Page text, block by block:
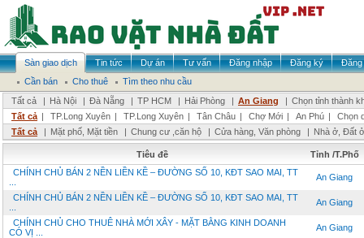
Sàn giao dịch Tin tức Dự án Tư vấn Đăng nhập Đăng ký
Đăng
Cần bán
Cho thuê
Tìm theo nhu cầu
Tất cả
| Hà Nội | Đà Nẵng | TP HCM | Hải Phòng | An Giang | Chọn tỉnh thành
Tất cả | TP.Long Xuyên | TP.Long Xuyên | Tân Châu | Chợ Mới | An Phú |
Chọn
Tất cả
| Mặt phố, Mặt tiền | Chung cư ,căn hộ | Cửa hàng, Văn phòng | Nhà ở, Đất ở
Tiêu đề
Tỉnh /T.Phố
CHÍNH CHỦ BÁN 2 NỀN LIỀN KỀ – ĐƯỜNG SỐ 10, KĐT SAO MAI, TT
An Giang
CHÍNH CHỦ BÁN 2 NỀN LIỀN KỀ – ĐƯỜNG SỐ 10, KĐT SAO MAI, TT
An Giang
CHÍNH CHỦ CHO THUÊ NHÀ MỚI XÂY - MẶT BẰNG KINH DOANH
CÓ VỊ ...
An Giang